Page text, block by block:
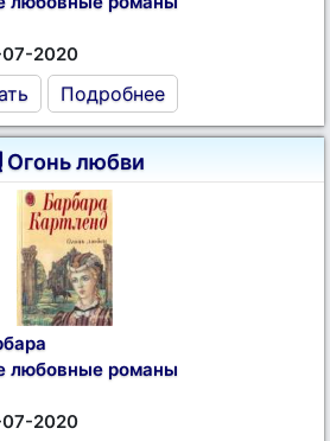
2020
Подробнее
Огонь любви
любовные романы
2020